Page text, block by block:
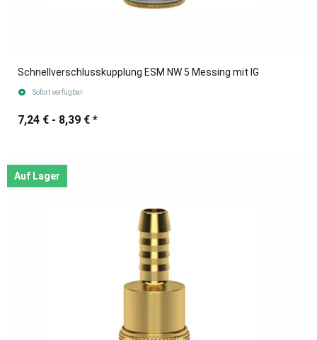
Schnellverschlusskupplung ESM NW 5 Messing mit IG
Sofort verfügbar
7,24 € - 8,39 € *
Auf Lager